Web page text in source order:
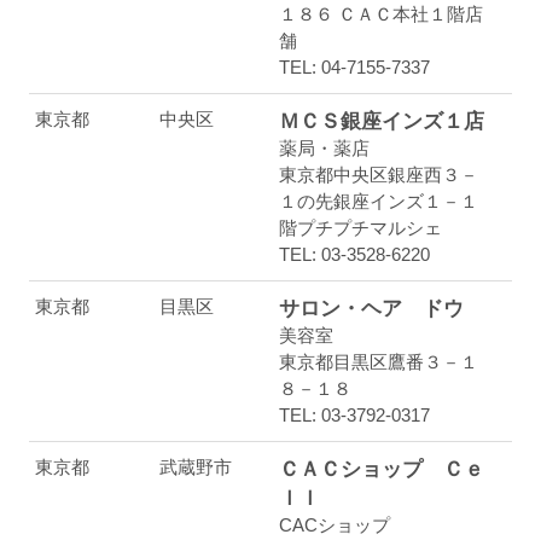
１８６ ＣＡＣ本社１階店
舗
TEL: 04-7155-7337
東京都 中央区 ＭＣＳ銀座インズ１店
薬局・薬店
東京都中央区銀座西３－
１の先銀座インズ１－１
階プチプチマルシェ
TEL: 03-3528-6220
東京都 目黒区 サロン・ヘア ドウ
美容室
東京都目黒区鷹番３－１
８－１８
TEL: 03-3792-0317
東京都 武蔵野市
ＣＡＣショップ Ｃｅ
CACショップ